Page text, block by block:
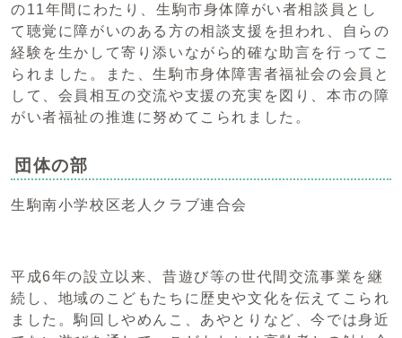
の11年間にわたり、生駒市身体障がい者相談員とし
て聴覚に障がいのある方の相談支援を担われ、自らの
経験を生かして寄り添いながら的確な助言を行ってこ
られました。また、生駒市身体障害者福祉会の会員と
して、会員相互の交流や支援の充実を図り、本市の障
がい者福祉の推進に努めてこられました。
団体の部
生駒南小学校区老人クラブ連合会
平成6年の設立以来、昔遊び等の世代間交流事業を継
続し、地域のこどもたちに歴史や文化を伝えてこられ
ました。駒回しやめんこ、あやとりなど、今では身近